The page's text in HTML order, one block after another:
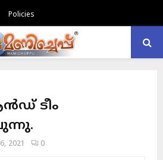
Policies
ടീം
2021 0